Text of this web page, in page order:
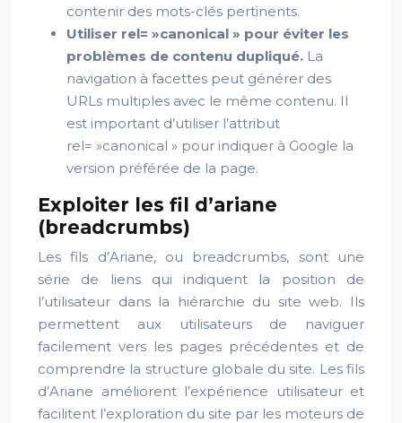
contenir des mots-clés pertinents.
Utiliser rel= »canonical » pour éviter les
problèmes de contenu dupliqué. La
navigation à facettes peut générer des
URLs multiples avec le même contenu. Il
est important d’utiliser l’attribut
rel= »canonical » pour indiquer à Google la
version préférée de la page.
Exploiter les fil d’ariane
(breadcrumbs)
Les fils d’Ariane, ou breadcrumbs, sont une
série de liens qui indiquent la position de
l’utilisateur dans la hiérarchie du site web. Ils
permettent aux utilisateurs de naviguer
facilement vers les pages précédentes et de
comprendre la structure globale du site. Les fils
d’Ariane améliorent l’expérience utilisateur et
facilitent l’exploration du site par les moteurs de